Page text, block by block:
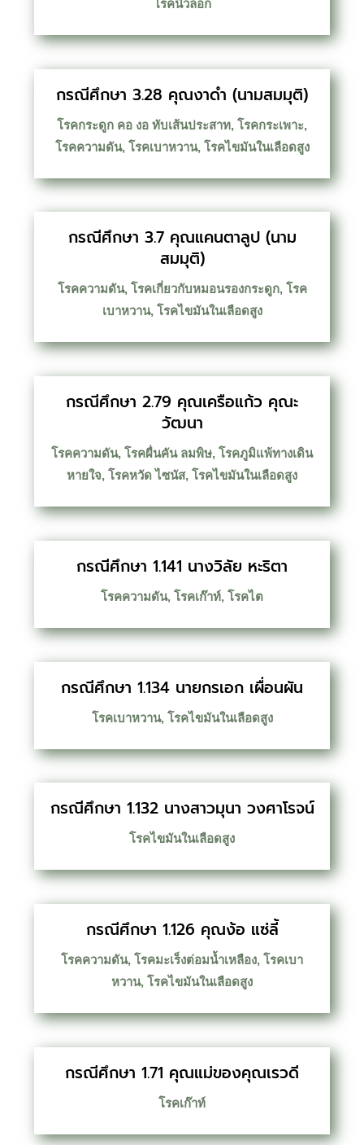
โรคนิ้วล็อก
กรณีศึกษา 3.28 คุณงาดำ (นามสมมุติ)
โรคกระดูก คอ งอ ทับเส้นประสาท, โรคกระเพาะ,
โรคความดัน, โรคเบาหวาน, โรคไขมันในเลือดสูง
กรณีศึกษา 3.7 คุณแคนตาลูป (นาม
สมมุติ)
โรคความดัน, โรคเกี่ยวกับหมอนรองกระดูก, โรค
เบาหวาน, โรคไขมันในเลือดสูง
กรณีศึกษา 2.79 คุณเครือแก้ว คุณะ
วัฒนา
โรคความดัน, โรคผื่นคัน ลมพิษ, โรคภูมิแพ้ทางเดิน
หายใจ, โรคหวัด ไซนัส, โรคไขมันในเลือดสูง
กรณีศึกษา 1.141 นางวิลัย หะริตา
โรคความดัน, โรคเก๊าท์, โรคไต
กรณีศึกษา 1.134 นายกรเอก เผื่อนผัน
โรคเบาหวาน, โรคไขมันในเลือดสูง
กรณีศึกษา 1.132 นางสาวมุนา วงศาโรจน์
โรคไขมันในเลือดสูง
กรณีศึกษา 1.126 คุณง้อ แซ่ลี้
โรคความดัน, โรคมะเร็งต่อมน้ำเหลือง, โรคเบา
หวาน, โรคไขมันในเลือดสูง
กรณีศึกษา 1.71 คุณแม่ของคุณเรวดี
โรคเก๊าท์